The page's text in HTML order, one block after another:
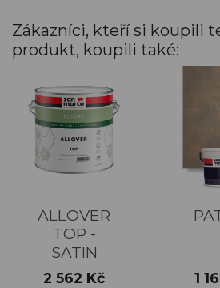
Zákazníci, kteří si koupili
produkt, koupili také:
ALLOVER
TOP -
SATIN
Cena
2 562 Kč 1